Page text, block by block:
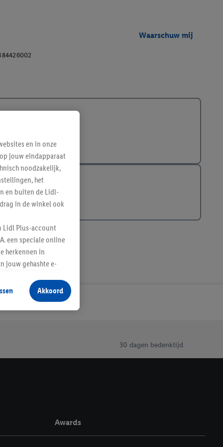
Waarschuw mij
30 dagen bedenktijd
Awards
en in onze
jouw eindapparaat
noodzakelijk,
het
en buiten de Lidl-
in de winkel ook
Lidl Plus-account
een speciale online
herkennen in
jouw gehashte e-
producten waarin je
te plaatsen
kunnen worden
vergelijkbare
Meer informatie,
Akkoord